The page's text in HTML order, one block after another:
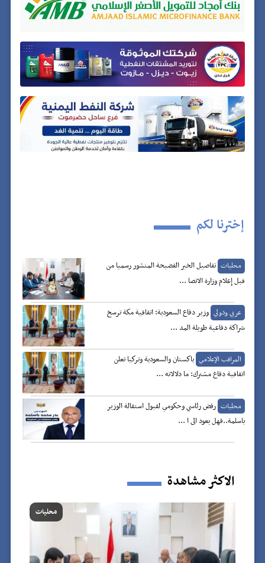
إخترنا لكم
محليات تفاصيل الخبر الفضيحة المنشور رسميا من
قبل إعلام وزارة الاتصا ...
عربي ودولي وزير دفاع السعودية: اتفاقية مكة ترسخ
شراكة دفاعية طويلة المد ...
المراقب الإعلامي باكستان والسعودية وتركيا تعلن
اتفاقية دفاع مشترك: ما دلالاته ...
محليات رفض رئاسي وحكومي لقبول استقالة الوزير
باسلمة..فهل يعود الى ا ...
الاكثر مشاهدة
محليات